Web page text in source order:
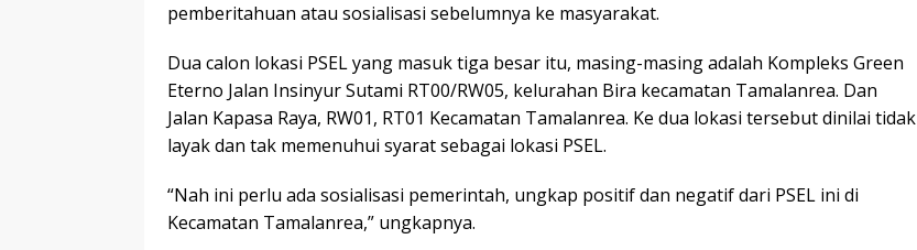
pemberitahuan atau sosialisasi sebelumnya ke masyarakat.
Dua calon lokasi PSEL yang masuk tiga besar itu, masing-masing adalah Kompleks Green
Eterno Jalan Insinyur Sutami RT00/RW05, kelurahan Bira kecamatan Tamalanrea. Dan
Jalan Kapasa Raya, RW01, RT01 Kecamatan Tamalanrea. Ke dua lokasi tersebut dinilai tidak
layak dan tak memenuhui syarat sebagai lokasi PSEL.
“Nah ini perlu ada sosialisasi pemerintah, ungkap positif dan negatif dari PSEL ini di
Kecamatan Tamalanrea,” ungkapnya.